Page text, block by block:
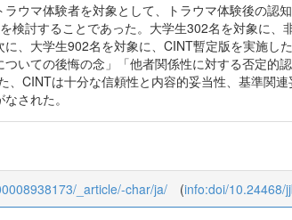
ウマ体験者を対象として、トラウマ体験後の
検討することであった。大学生302名を対象に
、大学生902名を対象に、CINT暫定版を実施
いての後悔の念」「他者関係性に対する否定的
、CINTは十分な信頼性と内容的妥当性、基準関
された。
_article/-char/ja/ (info:doi/10.24468/